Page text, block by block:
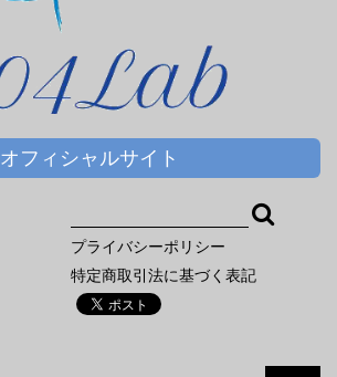
オフィシャルサイト
プライバシーポリシー
特定商取引法に基づく表記